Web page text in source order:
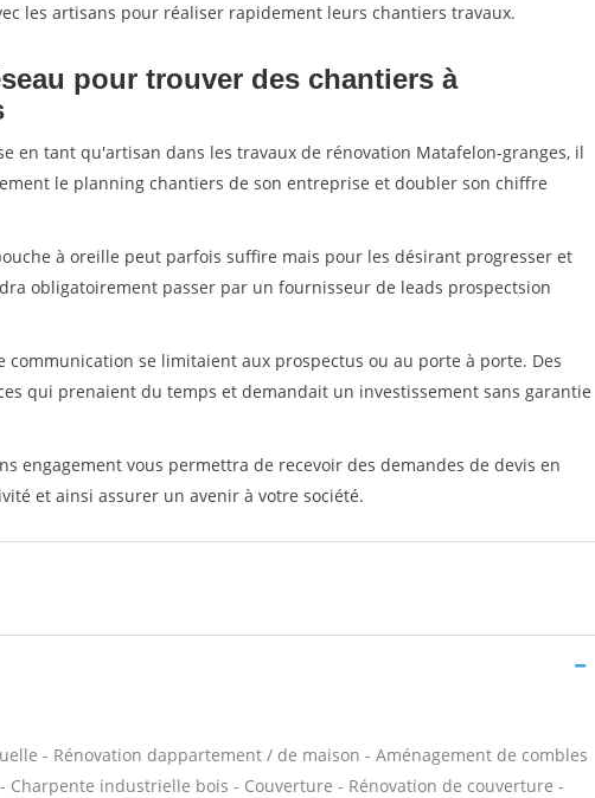
les artisans pour réaliser rapidement leurs chantiers travaux.
pour trouver des chantiers à
en tant qu'artisan dans les travaux de rénovation Matafelon-granges, il
le planning chantiers de son entreprise et doubler son chiffre
à oreille peut parfois suffire mais pour les désirant progresser et
obligatoirement passer par un fournisseur de leads prospectsion
communication se limitaient aux prospectus ou au porte à porte. Des
qui prenaient du temps et demandait un investissement sans garantie
engagement vous permettra de recevoir des demandes de devis en
et ainsi assurer un avenir à votre société.
- Rénovation dappartement / de maison - Aménagement de combles
industrielle bois - Couverture - Rénovation de couverture -